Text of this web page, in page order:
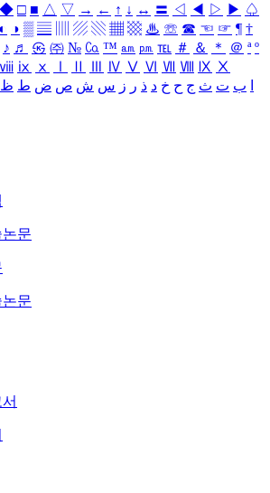
◆ □ ■ △ ▽ → ← ↑ ↓ ↔ 〓 ◁ ◀ ▷ ▶ ♤
◐ ◑ ▒ ▤ ▨ ▧ ▦ ▩ ♨ ☏ ☎ ☜ ☞ ¶ †
♪ ♬ ㉿ ㈜ № ㏇ ™ ㏂ ㏘ ℡ ＃ ＆ ＊ ＠ ª º
ⅷ ⅸ ⅹ Ⅳ Ⅴ Ⅵ Ⅶ Ⅷ Ⅸ Ⅹ
ب ت ث ج ح خ د ذ ر ز س ش ص ض ط ظ
문
문